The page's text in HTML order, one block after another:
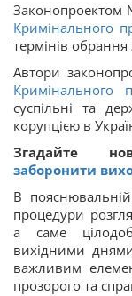
Законопроектом
Кримінального
термінів обрання
Автори
Кримінального
суспільні та
корупцією в
Згадайте
заборонити
В
процедури
а саме
вихідними
важливим
прозорого та